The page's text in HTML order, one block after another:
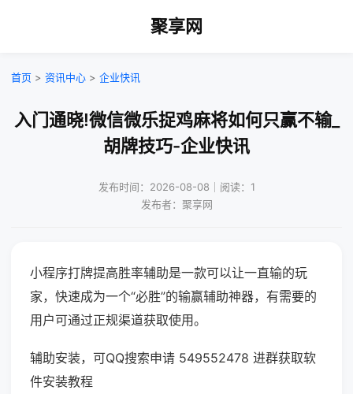
聚享网
首页 > 资讯中心 > 企业快讯
入门通晓!微信微乐捉鸡麻将如何只赢不输_
胡牌技巧-企业快讯
发布时间：2026-08-08｜阅读：1
发布者：聚享网
小程序打牌提高胜率辅助是一款可以让一直输的玩
家，快速成为一个“必胜”的输赢辅助神器，有需要的
用户可通过正规渠道获取使用。
辅助安装，可QQ搜索申请 549552478 进群获取软
件安装教程